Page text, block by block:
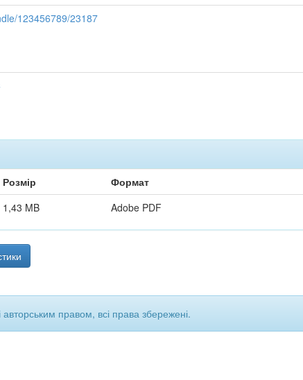
123456789/23187
Розмір
Формат
1,43 MB Adobe PDF
авторським правом, всі права збережені.